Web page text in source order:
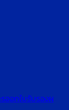
ออกใบรับรองผ